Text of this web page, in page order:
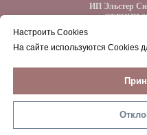
Настроить Cookies
На сайте используются Cookies
ИП Эльстер
ОГРНИП